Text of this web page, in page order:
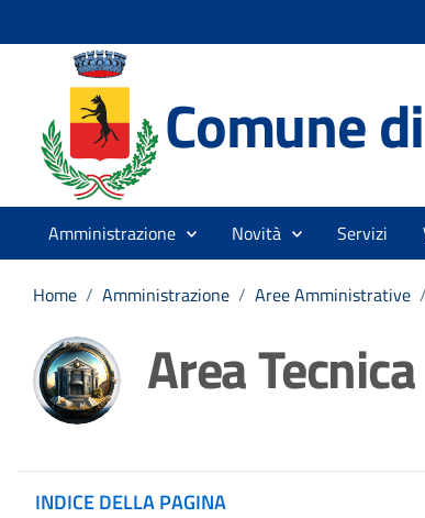
Comune
Amministrazione Novità Servizi
Home / Amministrazione / Aree Amministrative /
Area Tecnica
INDICE DELLA PAGINA